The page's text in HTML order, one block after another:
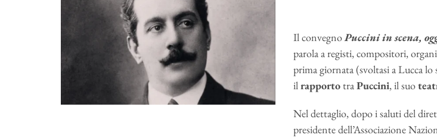
Il convegnoPuccini in scena,
parola a registi, compositori,
prima giornata (svoltasi a Lucca
ilrapportotraPuccini, il suo
Nel dettaglio, dopo i saluti del
presidente dell’Associazione